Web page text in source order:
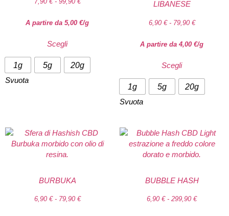
A partire da 5,00 €/g
Scegli
1g 5g
20g
Svuota
LIBANESE
6,90 € - 79,90 €
A partire da 4,00 €/g
Scegli
1g 5g
20g
Svuota
BURBUKA
6,90 € - 79,90 €
BUBBLE HASH
6,90 € - 299,90 €